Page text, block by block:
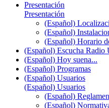
Presentación
Presentación
(Español)
(Español)
(Español) Horario
(Español) Escucha Radio
(Español) Hoy suena...
(Español) Programas
(Español) Usuarios
(Español) Usuarios
(Español)
(Español)